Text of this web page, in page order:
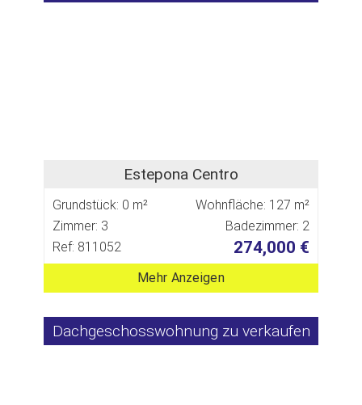
Estepona Centro
Grundstück: 0 m²
Wohnfläche: 127 m²
Zimmer: 3
Badezimmer: 2
Ref: 811052
274,000 €
Mehr Anzeigen
Dachgeschosswohnung zu verkaufen